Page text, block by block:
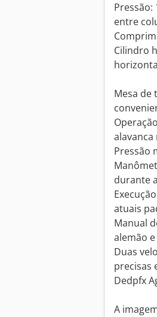
entre
Cilindro
Mesa de
Pressão
durante
atuais
Manual
alemão
Duas
precisas
Dedpfx
A